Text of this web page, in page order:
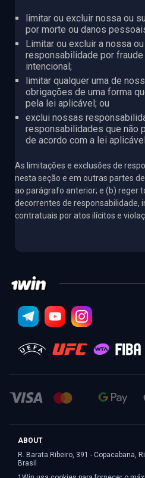
limitar ou excluir nossa ou
por morte ou danos
Limitar ou excluir a nossa
responsabilidade por fraude
intencional;
limitar qualquer uma de
obrigações de uma forma
pela lei aplicável; ou
exclui nossas
responsabilidades que não
de acordo com a lei
As limitações e exclusões de
nesta seção e em outras partes
ao parágrafo anterior; e (b) reger
decorrentes de responsabilidade,
contratuais por atos ilícitos e
ABOUT
R. Barata Ribeiro, 391 - Copacabana,
Brasil